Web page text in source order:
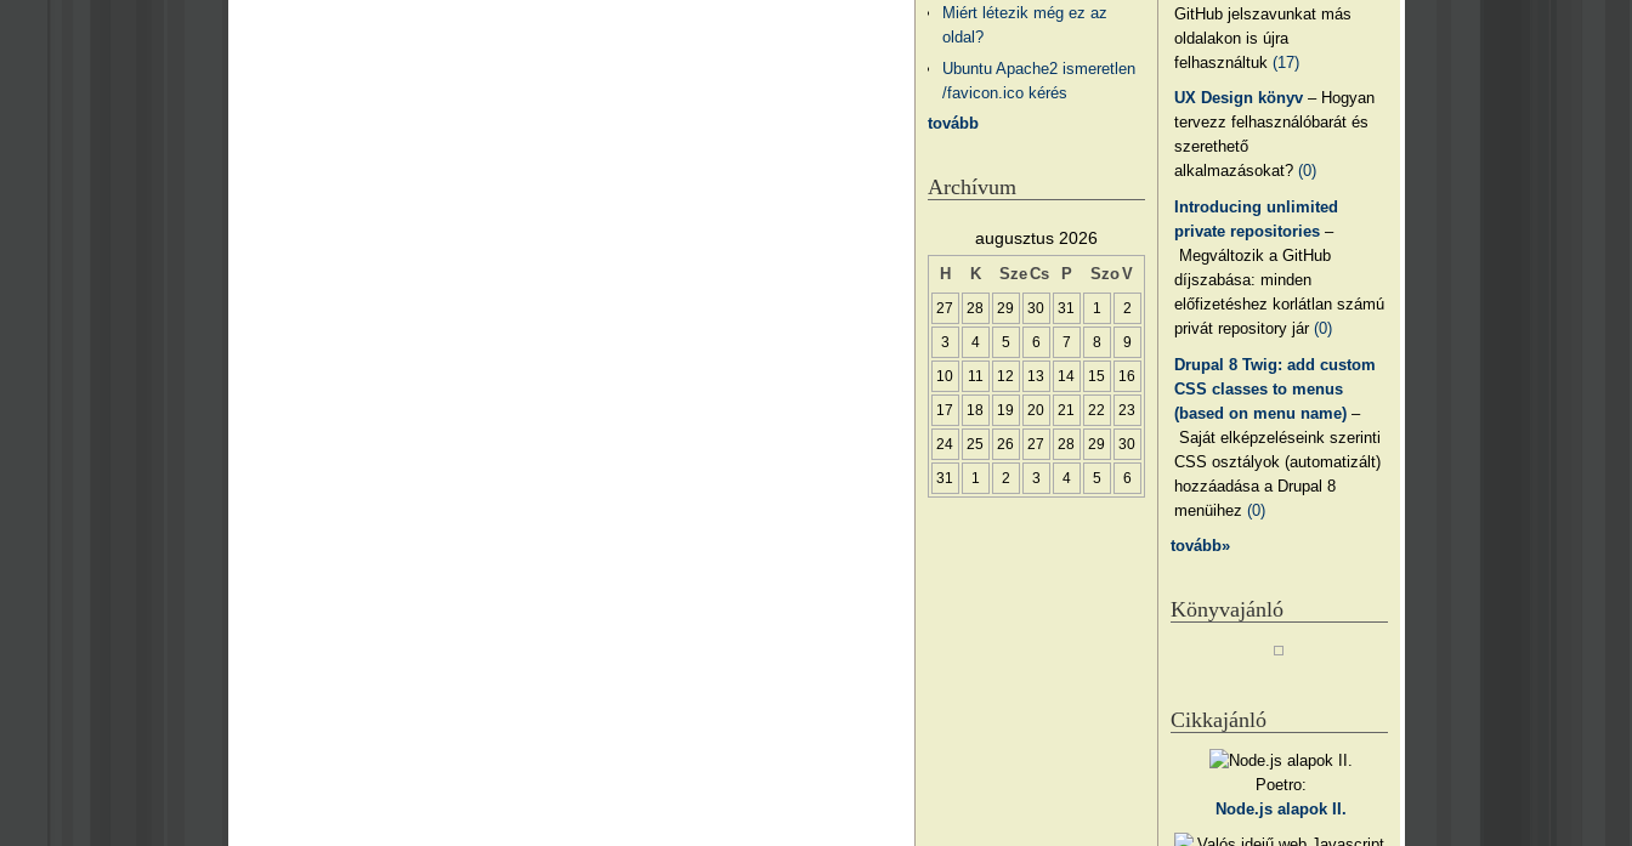
GitHub jelszavunkat más
oldalakon is újra
felhasználtuk(17)
UX Design könyv – Hogyan
tervezz felhasználóbarát és
szerethető
alkalmazásokat?(0)
Introducing unlimited
private repositories –
Megváltozik a GitHub
díjszabása: minden
előfizetéshez korlátlan számú
privát repository jár(0)
Drupal 8 Twig: add custom
CSS classes to menus
(based on menu name) –
Saját elképzeléseink szerinti
CSS osztályok (automatizált)
hozzáadása a Drupal 8
menüihez(0)
tovább»
Könyvajánló
Cikkajánló
Poetro:
Node.js alapok II.
Miért létezik még ez az
oldal?
Ubuntu Apache2 ismeretlen
/favicon.ico kérés
tovább
Archívum
augusztus 2026
H K SzeCs P SzoV
27 28 29 30 31 1 2
3 4 5 6 7 8 9
10 11 12 13 14 15 16
17 18 19 20 21 22 23
24 25 26 27 28 29 30
31 1 2 3 4 5 6